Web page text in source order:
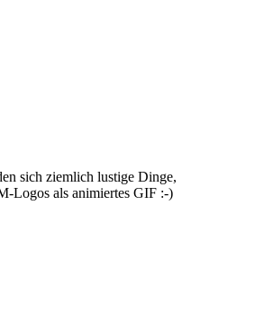
sich ziemlich lustige Dinge,
Logos als animiertes GIF :-)